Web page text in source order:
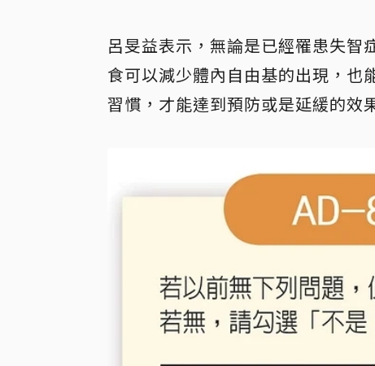
呂旻益表示，無論是已經罹患失智
食可以減少體內自由基的出現，也
習慣，才能達到預防或是延緩的效